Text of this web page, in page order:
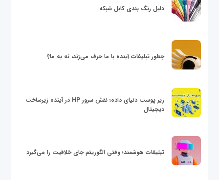
دلیل رنگ بندی کابل شبکه
چطور تبلیغات آینده با ما حرف می‌زند، نه به ما؟
زیر پوست دنیای داده؛ نقش سرور HP در آینده زیرساخت
دیجیتال
تبلیغات هوشمند؛ وقتی الگوریتم جای خلاقیت را می‌گیرد